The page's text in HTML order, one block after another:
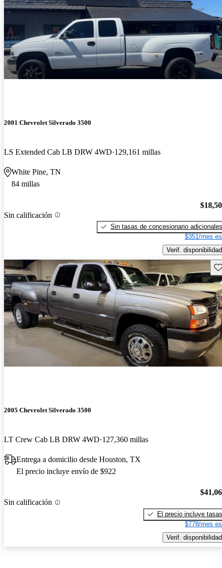
2001 Chevrolet Silverado 3500
LS Extended Cab LB DRW 4WD 129,161 millas
White Pine, TN
84 millas
Sin calificación
Sin tasas de concesionario adicionales
$351/mes
Verif. disponibilidad
2005 Chevrolet Silverado 3500
LT Crew Cab LB DRW 4WD 127,360 millas
Entrega a domicilio desde Houston, TX
El precio incluye envío de $922
Sin calificación
El precio incluye tasas
$778/mes
Verif. disponibilidad